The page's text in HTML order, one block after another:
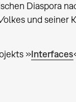
Diaspora
und seiner
»Interfaces